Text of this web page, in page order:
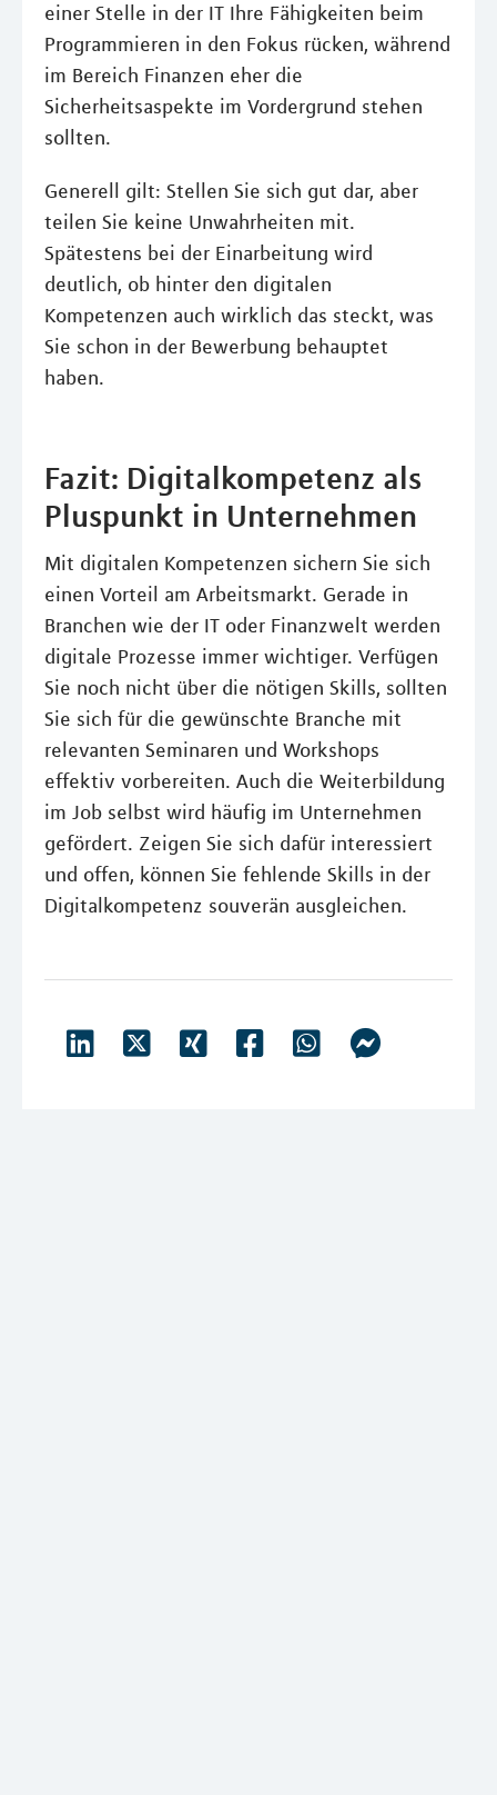
einer Stelle in der IT Ihre Fähigkeiten beim
Programmieren in den Fokus rücken, während
im Bereich Finanzen eher die
Sicherheitsaspekte im Vordergrund stehen
sollten.
Generell gilt: Stellen Sie sich gut dar, aber
teilen Sie keine Unwahrheiten mit.
Spätestens bei der Einarbeitung wird
deutlich, ob hinter den digitalen
Kompetenzen auch wirklich das steckt, was
Sie schon in der Bewerbung behauptet
haben.
Fazit: Digitalkompetenz als
Pluspunkt in Unternehmen
Mit digitalen Kompetenzen sichern Sie sich
einen Vorteil am Arbeitsmarkt. Gerade in
Branchen wie der IT oder Finanzwelt werden
digitale Prozesse immer wichtiger. Verfügen
Sie noch nicht über die nötigen Skills, sollten
Sie sich für die gewünschte Branche mit
relevanten Seminaren und Workshops
effektiv vorbereiten. Auch die Weiterbildung
im Job selbst wird häufig im Unternehmen
gefördert. Zeigen Sie sich dafür interessiert
und offen, können Sie fehlende Skills in der
Digitalkompetenz souverän ausgleichen.